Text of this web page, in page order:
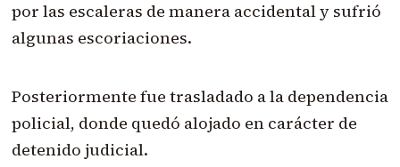
por las escaleras de manera accidental y sufrió
algunas escoriaciones.
Posteriormente fue trasladado a la dependencia
policial, donde quedó alojado en carácter de
detenido judicial.